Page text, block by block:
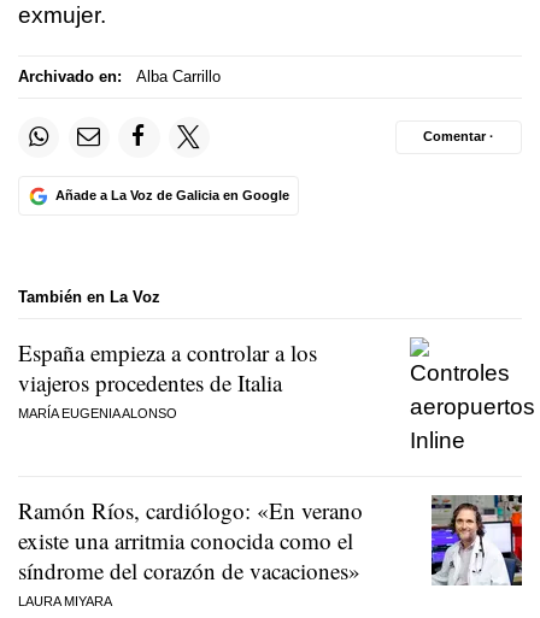
exmujer.
Archivado en: Alba Carrillo
Añade a La Voz de Galicia en Google
Comentar ·
También en La Voz
España empieza a controlar a los
viajeros procedentes de Italia
MARÍA EUGENIA ALONSO
Ramón Ríos, cardiólogo: «En verano
existe una arritmia conocida como el
síndrome del corazón de vacaciones»
LAURA MIYARA